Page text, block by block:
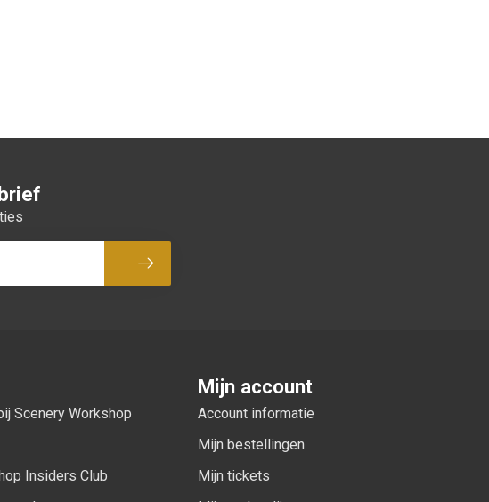
Abonneer
Scenery Workshop
Insiders Club
Mijn account
Account informatie
Mijn bestellingen
Mijn tickets